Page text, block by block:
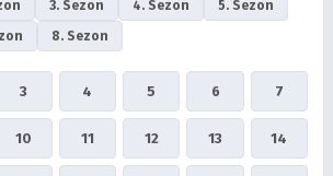
3. Sezon 4. Sezon
5. Sezon
8. Sezon
3 4 5 6 7
10 11 12 13 14